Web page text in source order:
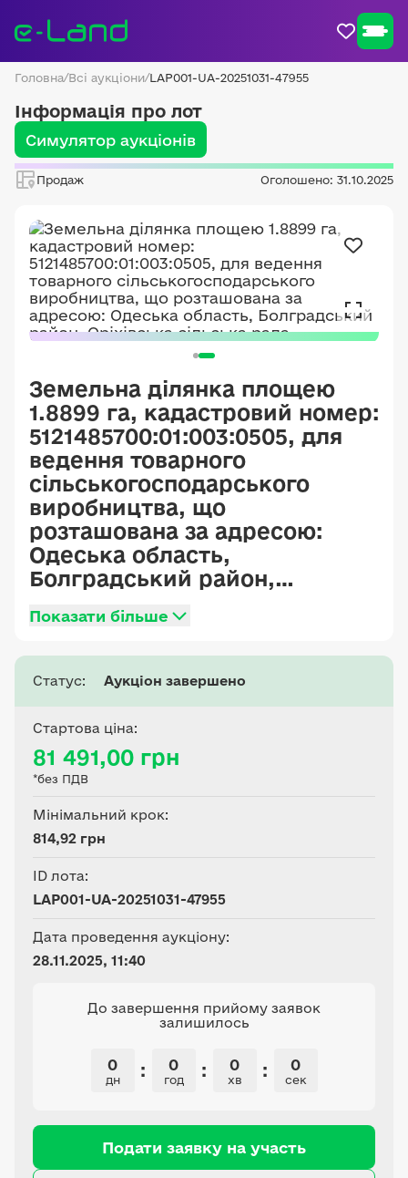
Головна/Всі аукціони/LAP001-UA-20251031-47955
Інформація про лот
Симулятор аукціонів
Продаж Оголошено: 31.10.2025
Земельна ділянка площею
1.8899 га, кадастровий номер:
5121485700:01:003:0505, для
ведення товарного
сільськогосподарського
виробництва, що
розташована за адресою:
Одеська область,
Болградський район,
Показати більше
Статус: Аукціон завершено
Стартова ціна:
81 491,00 грн
*без ПДВ
Мінімальний крок:
814,92 грн
ID лота:
LAP001-UA-20251031-47955
Дата проведення аукціону:
28.11.2025, 11:40
До завершення прийому заявок
залишилось
0
дн : 0
год : 0
хв : 0
сек
Подати заявку на участь